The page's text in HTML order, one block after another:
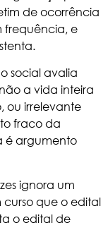
de ocorrência
frequência, e
socialavalia
a vida inteira
ou irrelevante
fraco da
é argumento
ignora um
que o edital
o edital de